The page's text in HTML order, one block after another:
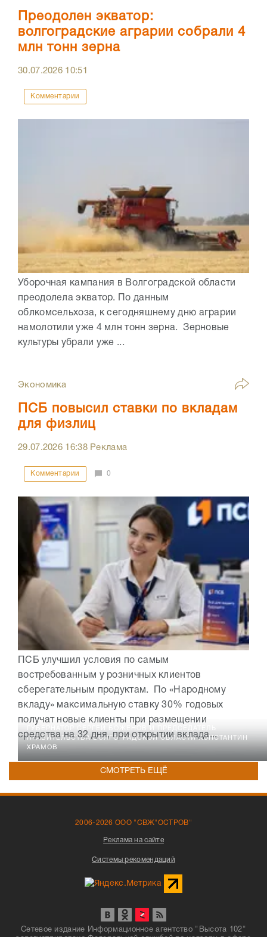
ПРАВИТЕЛЬСТВА ВОЛГОГРАДСКОЙ ОБЛАСТИ КОНСТАНТИН
ХРАМОВ
Преодолен экватор:
волгоградские аграрии собрали 4
млн тонн зерна
30.07.2026 10:51
Комментарии
Уборочная кампания в Волгоградской области
преодолела экватор. По данным
облкомсельхоза, к сегодняшнему дню аграрии
намолотили уже 4 млн тонн зерна. Зерновые
культуры убрали уже ...
Экономика
ПСБ повысил ставки по вкладам
для физлиц
29.07.2026 16:38Реклама
Комментарии 0
ПСБ улучшил условия по самым
востребованным у розничных клиентов
сберегательным продуктам. По «Народному
вкладу» максимальную ставку 30% годовых
получат новые клиенты при размещении
средства на 32 дня, при открытии вклада...
СМОТРЕТЬ ЕЩЁ
2006-2026 ООО "СВЖ"ОСТРОВ"
Реклама на сайте
Системы рекомендаций
Сетевое издание Информационное агентство "Высота 102"